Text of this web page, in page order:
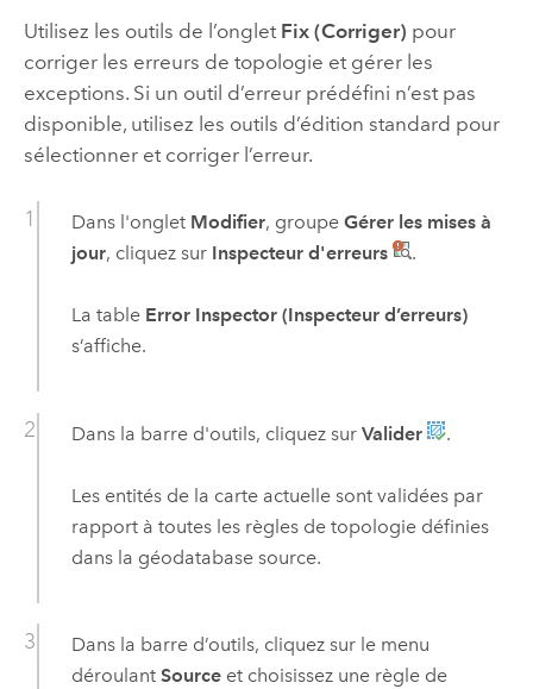
Utilisez les outils de l’onglet Fix (Corriger) pour
corriger les erreurs de topologie et gérer les
exceptions. Si un outil d’erreur prédéfini n’est pas
disponible, utilisez les outils d’édition standard pour
sélectionner et corriger l’erreur.
Dans l'onglet Modifier, groupe Gérer les mises à
jour, cliquez sur Inspecteur d'erreurs .
La table Error Inspector (Inspecteur d’erreurs)
s’affiche.
Dans la barre d'outils, cliquez sur Valider .
Les entités de la carte actuelle sont validées par
rapport à toutes les règles de topologie définies
dans la géodatabase source.
Dans la barre d’outils, cliquez sur le menu
déroulant Sourceet choisissez une règle de